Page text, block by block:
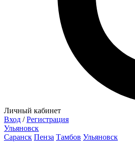
Личный кабинет
Вход / Регистрация
Ульяновск
Саранск Пенза Тамбов Ульяновск